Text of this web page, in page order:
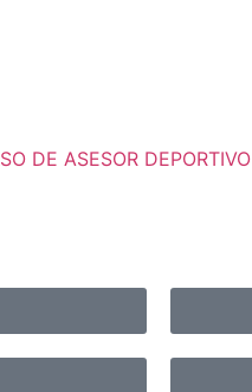
DE ASESOR DEPORTIVO